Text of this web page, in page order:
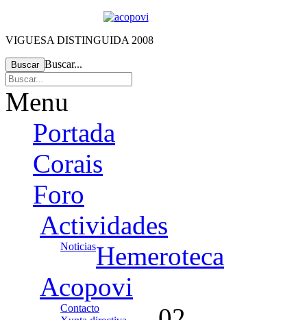
VIGUESA DISTINGUIDA 2008
Buscar Buscar...
Menu
Portada
Corais
Foro
Actividades
NoticiasHemeroteca
Acopovi
Contacto